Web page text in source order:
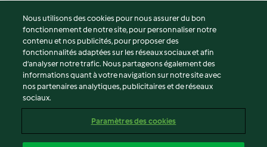
© Copyright 2026
Conditions d'utilisation
Politique de confidentialité
Non-responsabilité
Mentions légales
Contenu du rapport
Nous utilisons des cookies pour nous assurer du bon
fonctionnement de notre site, pour personnaliser notre
contenu et nos publicités, pour proposer des
fonctionnalités adaptées sur les réseaux sociaux et afin
d’analyser notre trafic. Nous partageons également des
informations quant à votre navigation sur notre site avec
nos partenaires analytiques, publicitaires et de réseaux
sociaux.
Paramètres des cookies